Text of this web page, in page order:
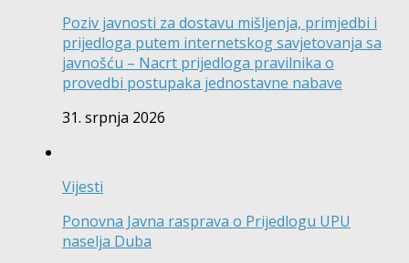
Poziv javnosti za dostavu mišljenja, primjedbi i
prijedloga putem internetskog savjetovanja sa
javnošću – Nacrt prijedloga pravilnika o
provedbi postupaka jednostavne nabave
31. srpnja 2026
Vijesti
Ponovna Javna rasprava o Prijedlogu UPU
naselja Duba